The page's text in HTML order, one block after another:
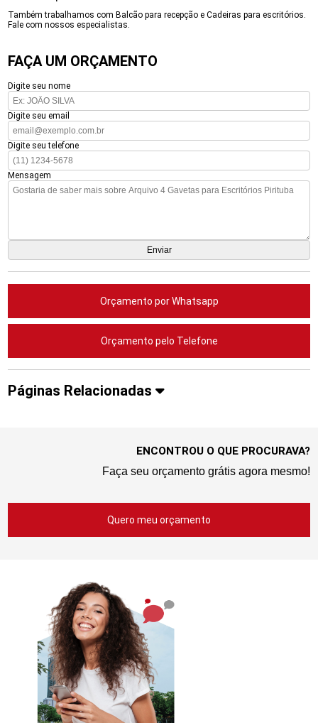
Também trabalhamos com Balcão para recepção e Cadeiras para escritórios.
Fale com nossos especialistas.
FAÇA UM ORÇAMENTO
Digite seu nome
Digite seu email
Digite seu telefone
Mensagem
Orçamento por Whatsapp
Orçamento pelo Telefone
Páginas Relacionadas
ENCONTROU O QUE PROCURAVA?
Faça seu orçamento grátis agora mesmo!
Quero meu orçamento